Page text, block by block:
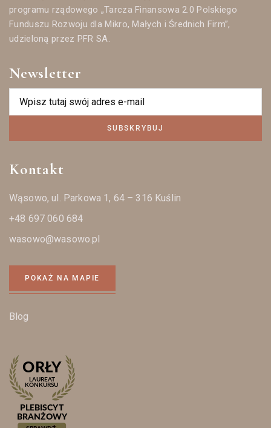
programu rządowego „Tarcza Finansowa 2.0 Polskiego
Funduszu Rozwoju dla Mikro, Małych i Średnich Firm”,
udzieloną przez PFR SA.
Newsletter
SUBSKRYBUJ
Kontakt
Wąsowo, ul. Parkowa 1, 64 – 316 Kuślin
+48 697 060 684
wasowo@wasowo.pl
POKAŻ NA MAPIE
Blog